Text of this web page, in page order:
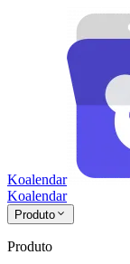
Koalendar
Koalendar
Produto
Produto